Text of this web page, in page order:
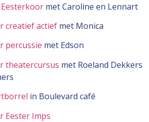
met Caroline en Lennart
creatief actief met Monica
percussie met Edson
theatercursus met Roeland Dekkers
in Boulevard café
Eester Imps